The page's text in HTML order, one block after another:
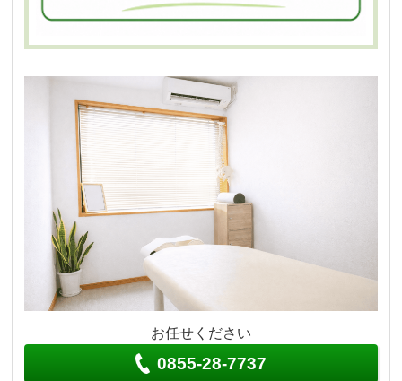
お任せください
0855-28-7737